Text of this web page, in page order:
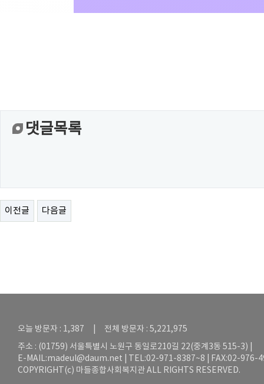
댓글목록
이전글 다음글
오늘 방문자 : 1,387 | 전체 방문자 : 5,221,975
주소 : (01759) 서울특별시 노원구 동일로210길 22(중계3동 515-3) |
E-MAIL:madeul@daum.net | TEL:02-971-8387~8 | FAX:02-976-
COPYRIGHT(c) 마들종합사회복지관 ALL RIGHTS RESERVED.